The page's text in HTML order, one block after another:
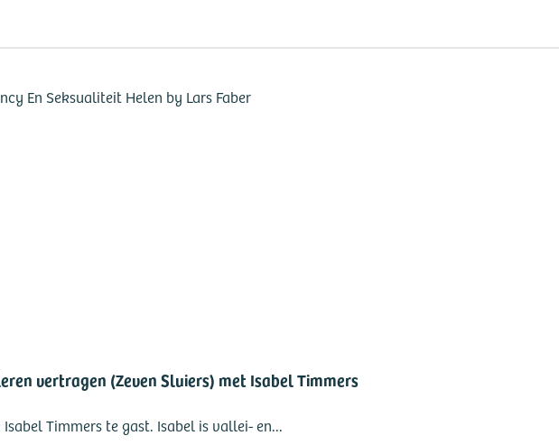
En Seksualiteit Helen by Lars Faber
vertragen (Zeven Sluiers) met Isabel Timmers
Timmers te gast. Isabel is vallei- en...